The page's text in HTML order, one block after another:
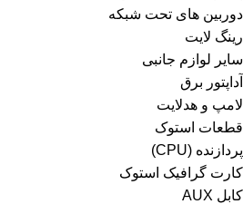
دوربین های تحت شبکه
رینگ لایت
سایر لوازم جانبی
آداپتور برق
لامپ و هدلایت
قطعات استوک
پردازنده (CPU)
کارت گرافیک استوک
کابل AUX